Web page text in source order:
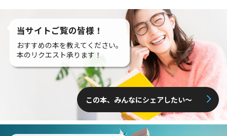
当サイトご覧の皆様！
おすすめの本を教えてください。
本のリクエスト承ります！
この本、みんなにシェアしたい〜